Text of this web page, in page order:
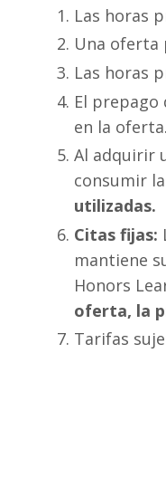
Las horas
Una oferta
Las horas
El
en la oferta.
Al adquirir
consumir
utilizadas.
Citas fijas:
mantiene
Honors
oferta, la
Tarifas